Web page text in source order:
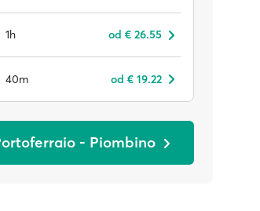
1h od € 26.55
40m od € 19.22
- Piombino